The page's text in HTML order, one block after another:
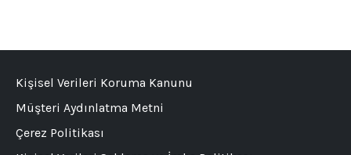
Kişisel Verileri Koruma Kanunu
Müşteri Aydınlatma Metni
Çerez Politikası